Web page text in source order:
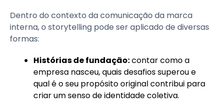
Dentro do contexto da comunicação da marca
interna, o storytelling pode ser aplicado de diversas
formas:
Histórias de fundação:contar como a
empresa nasceu, quais desafios superou e
qual é o seu propósito original contribui para
criar um senso de identidade coletiva.